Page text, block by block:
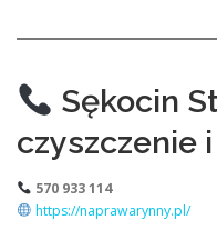
Sękocin
czyszczenie
570 933 114
https://naprawarynny.pl/